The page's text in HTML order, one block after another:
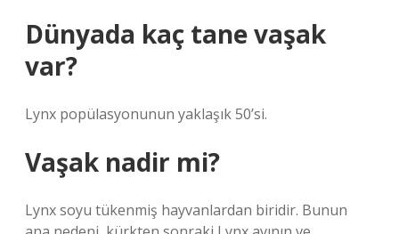
Dünyada kaç tane vaşak
var?
Lynx popülasyonunun yaklaşık 50’si.
Vaşak nadir mi?
Lynx soyu tükenmiş hayvanlardan biridir. Bunun